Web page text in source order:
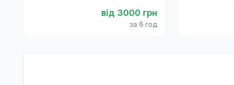
пейнтбольних маркерів для свят та
від 3000 грн
за 6 год
свят,